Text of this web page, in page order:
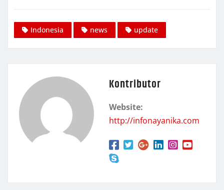
Indonesia news update
Kontributor
Website:
http://infonayanika.com